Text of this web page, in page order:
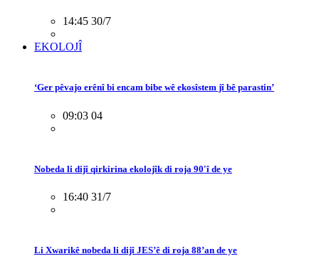
14:45 30/7
EKOLOJÎ
‘Ger pêvajo erênî bi encam bibe wê ekosîstem jî bê parastin’
09:03 04
Nobeda li dijî qirkirina ekolojîk di roja 90'î de ye
16:40 31/7
Li Xwarikê nobeda li dijî JES’ê di roja 88’an de ye